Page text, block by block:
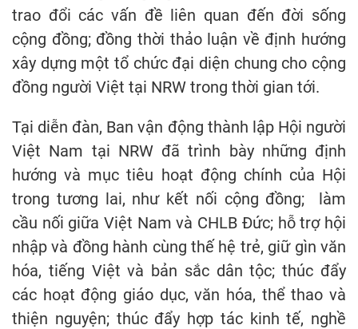
trao đổi các vấn đề liên quan đến đời sống
cộng đồng; đồng thời thảo luận về định hướng
xây dựng một tổ chức đại diện chung cho cộng
đồng người Việt tại NRW trong thời gian tới.
Tại diễn đàn, Ban vận động thành lập Hội người
Việt Nam tại NRW đã trình bày những định
hướng và mục tiêu hoạt động chính của Hội
trong tương lai, như kết nối cộng đồng; làm
cầu nối giữa Việt Nam và CHLB Đức; hỗ trợ hội
nhập và đồng hành cùng thế hệ trẻ, giữ gìn văn
hóa, tiếng Việt và bản sắc dân tộc; thúc đẩy
các hoạt động giáo dục, văn hóa, thể thao và
thiện nguyện; thúc đẩy hợp tác kinh tế, nghề